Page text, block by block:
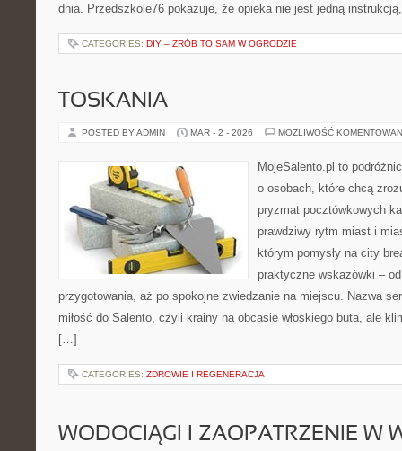
dnia. Przedszkole76 pokazuje, że opieka nie jest jedną
CATEGORIES: DIY – ZRÓB TO SAM W OGRODZIE
TOSKANIA
POSTED BY ADMIN MAR - 2 - 2026 MOŻLIWOŚĆ
MojeSalento.pl to
o osobach, które chcą
pryzmat pocztówkowych
prawdziwy rytm miast i
którym pomysły na city
praktyczne wskazówki –
przygotowania, aż po spokojne zwiedzanie na miejscu. Nazwa
miłość do Salento, czyli krainy na obcasie włoskiego buta, ale
[…]
CATEGORIES: ZDROWIE I REGENERACJA
WODOCIĄGI I ZAOPATRZENIE W